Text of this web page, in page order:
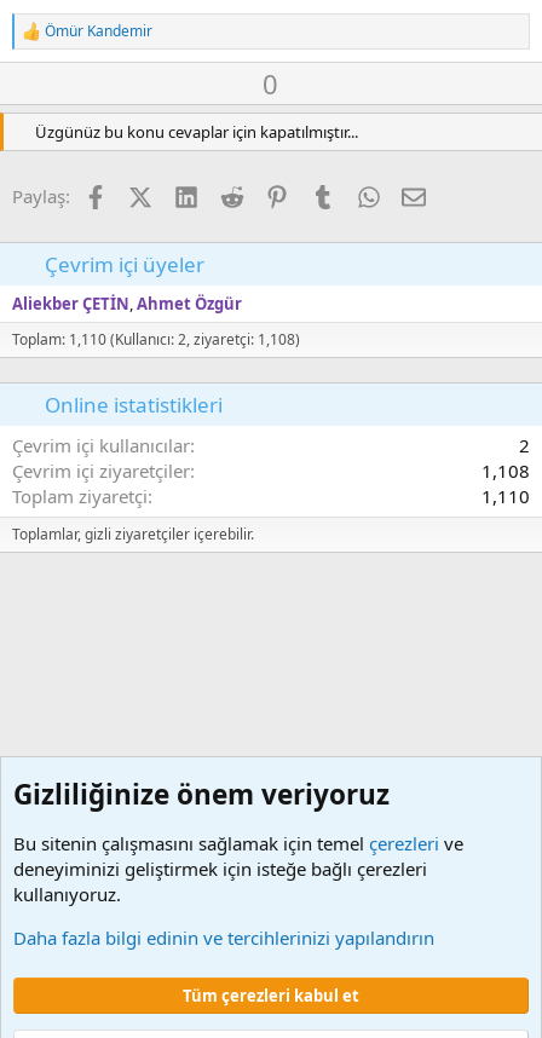
T
e
i
e
:
Ömür Kandemir
O
y
l
a
0
o
w
n
v
o
t
Üzgünüz bu konu cevaplar için kapatılmıştır...
Paylaş: FacebookX (Twitter)
LinkedIn
Reddit PinterestTumblrWhatsApp
E-posta
Çevrim içi üyeler
Aliekber ÇETİN Ahmet Özgür
Toplam: 1,110 (Kullanıcı: 2, ziyaretçi: 1,108)
Online istatistikleri
Çevrim içi kullanıcılar
2
Çevrim içi ziyaretçiler
1,108
Toplam ziyaretçi
1,110
Toplamlar, gizli ziyaretçiler içerebilir.
Çerezler
Şartlar ve kurallar
Gizlilik politikası Yardım Ana sayfa
Gizliliğinize önem veriyoruz
Bu sitenin çalışmasını sağlamak için temel çerezleri ve
deneyiminizi geliştirmek için isteğe bağlı çerezleri
kullanıyoruz.
Daha fazla bilgi edinin ve tercihlerinizi yapılandırın
Tüm çerezleri kabul et